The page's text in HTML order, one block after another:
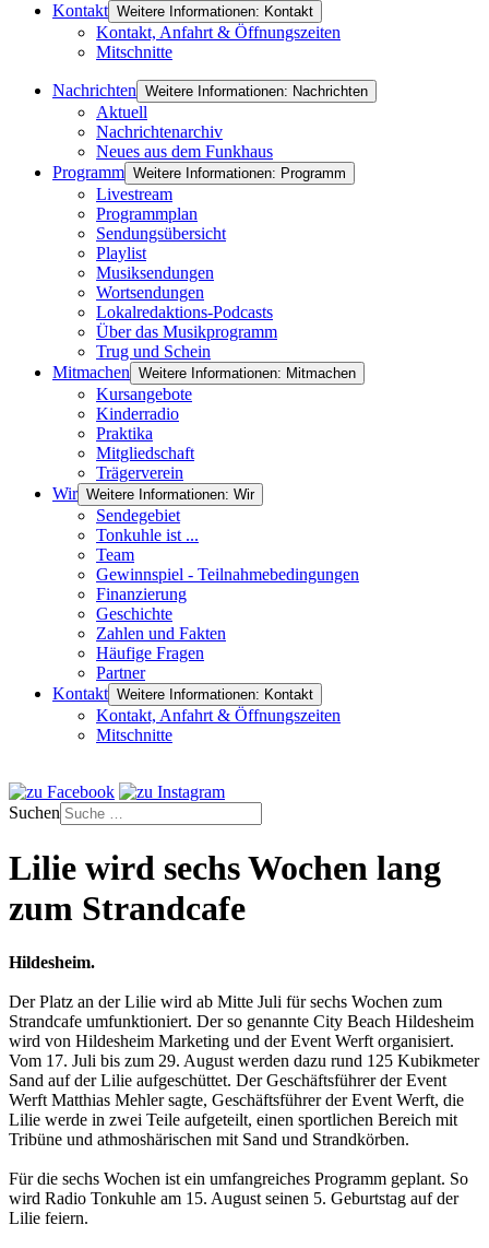
Kontakt Weitere Informationen: Kontakt
Kontakt, Anfahrt & Öffnungszeiten
Mitschnitte
Nachrichten Weitere Informationen: Nachrichten
Aktuell
Nachrichtenarchiv
Neues aus dem Funkhaus
Programm Weitere Informationen: Programm
Livestream
Programmplan
Sendungsübersicht
Playlist
Musiksendungen
Wortsendungen
Lokalredaktions-Podcasts
Über das Musikprogramm
Trug und Schein
Mitmachen Weitere Informationen: Mitmachen
Kursangebote
Kinderradio
Praktika
Mitgliedschaft
Trägerverein
Wir Weitere Informationen: Wir
Sendegebiet
Tonkuhle ist ...
Team
Gewinnspiel - Teilnahmebedingungen
Finanzierung
Geschichte
Zahlen und Fakten
Häufige Fragen
Partner
Kontakt Weitere Informationen: Kontakt
Kontakt, Anfahrt & Öffnungszeiten
Mitschnitte
Suchen
Lilie wird sechs Wochen lang
zum Strandcafe
Hildesheim.
Der Platz an der Lilie wird ab Mitte Juli für sechs Wochen zum
Strandcafe umfunktioniert. Der so genannte City Beach Hildesheim
wird von Hildesheim Marketing und der Event Werft organisiert.
Vom 17. Juli bis zum 29. August werden dazu rund 125 Kubikmeter
Sand auf der Lilie aufgeschüttet. Der Geschäftsführer der Event
Werft Matthias Mehler sagte, Geschäftsführer der Event Werft, die
Lilie werde in zwei Teile aufgeteilt, einen sportlichen Bereich mit
Tribüne und athmoshärischen mit Sand und Strandkörben.
Für die sechs Wochen ist ein umfangreiches Programm geplant. So
wird Radio Tonkuhle am 15. August seinen 5. Geburtstag auf der
Lilie feiern.